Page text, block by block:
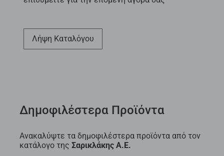
Λήψη Καταλόγου
Δημοφιλέστερα Προϊόντα
Ανακαλύψτε τα δημοφιλέστερα προϊόντα από τον
κατάλογο της Σαρικλάκης Α.Ε.